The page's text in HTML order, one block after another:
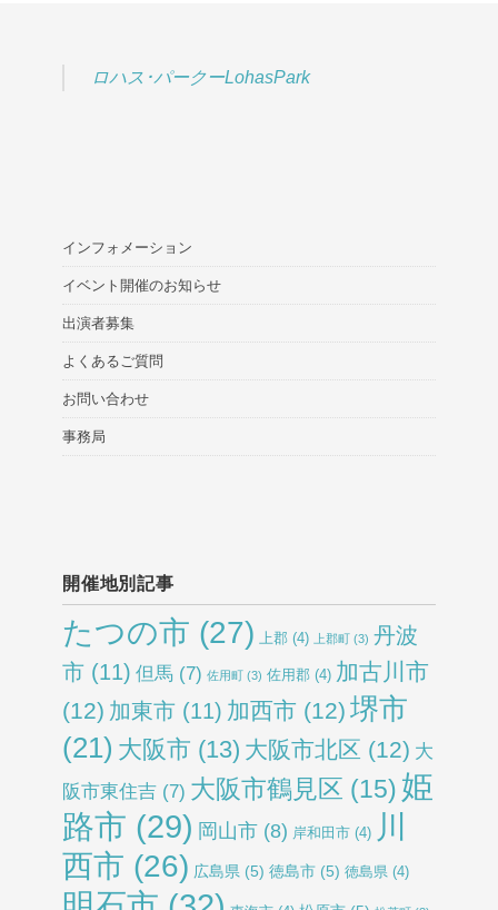
ロハス･パークーLohasPark
インフォメーション
イベント開催のお知らせ
出演者募集
よくあるご質問
お問い合わせ
事務局
開催地別記事
たつの市 (27) 上郡 (4) 上郡町 (3) 丹波
市 (11) 但馬 (7) 佐用町 (3) 佐用郡 (4) 加古川市
(12) 加東市 (11) 加西市 (12) 堺市
(21) 大阪市 (13) 大阪市北区 (12) 大
阪市東住吉 (7) 大阪市鶴見区 (15) 姫
路市 (29) 岡山市 (8) 岸和田市 (4) 川
西市 (26) 広島県 (5) 徳島市 (5) 徳島県 (4)